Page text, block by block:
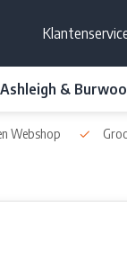
Ashleigh &
Webshop